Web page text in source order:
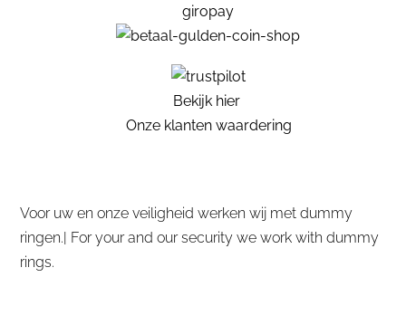
Bekijk hier
Onze klanten waardering
Voor uw en onze veiligheid werken wij met dummy
ringen.| For your and our security we work with dummy
rings.